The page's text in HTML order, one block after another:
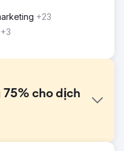
+23
+3
cho dịch